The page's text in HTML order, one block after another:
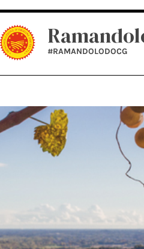
#RAMANDOLODOCG